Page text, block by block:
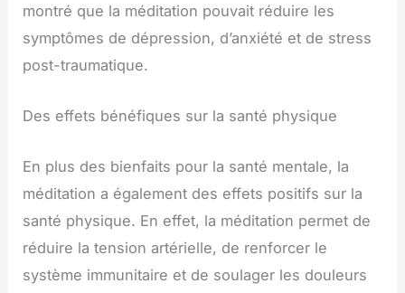
montré que la méditation pouvait réduire les
symptômes de dépression, d’anxiété et de stress
post-traumatique.
Des effets bénéfiques sur la santé physique
En plus des bienfaits pour la santé mentale, la
méditation a également des effets positifs sur la
santé physique. En effet, la méditation permet de
réduire la tension artérielle, de renforcer le
système immunitaire et de soulager les douleurs